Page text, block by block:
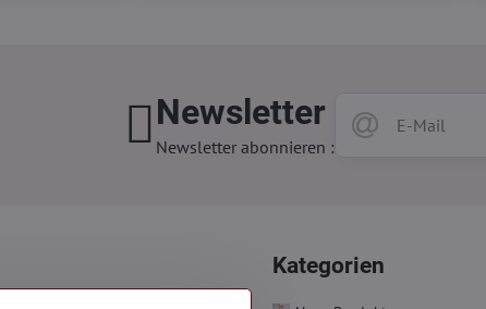
Newsletter
Newsletter abonnieren :
Kategorien